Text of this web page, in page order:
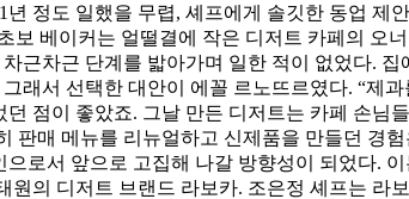
정도 일했을 무렵, 셰프에게 솔깃한 동업 제
보 베이커는 얼떨결에 작은 디저트 카페의 오
근차근 단계를 밟아가며 일한 적이 없었다.
래서 선택한 대안이 에꼴 르노뜨르였다. “제
점이 좋았죠. 그날 만든 디저트는 카페 손님
매 메뉴를 리뉴얼하고 신제품을 만들던 경
로서 앞으로 고집해 나갈 방향성이 되었다.
의 디저트 브랜드 라보카. 조은정 셰프는 라